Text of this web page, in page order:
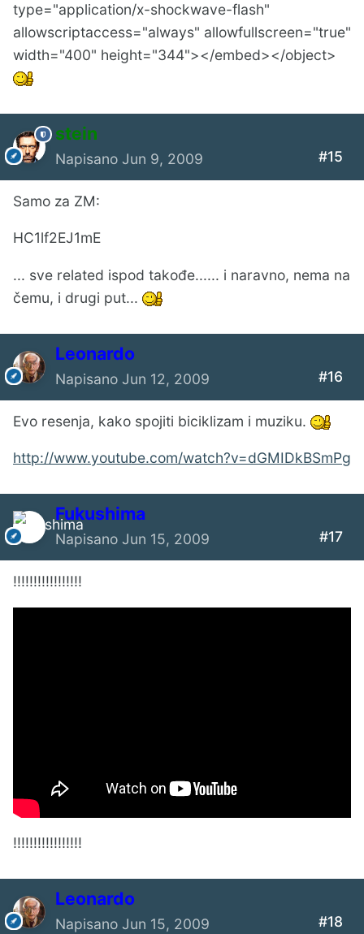
type="application/x-shockwave-flash"
allowscriptaccess="always" allowfullscreen="true"
width="400" height="344"></embed></object>
stein
Napisano Jun 9, 2009 #15
Samo za ZM:
HC1lf2EJ1mE
... sve related ispod takođe...... i naravno, nema na
čemu, i drugi put...
Leonardo
Napisano Jun 12, 2009 #16
Evo resenja, kako spojiti biciklizam i muziku.
http://www.youtube.com/watch?v=dGMIDkBSmPg
Fukushima
Napisano Jun 15, 2009 #17
!!!!!!!!!!!!!!!!!
!!!!!!!!!!!!!!!!!
Leonardo
Napisano Jun 15, 2009 #18